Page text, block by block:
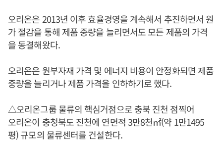
오리온은 2013년 이후 효율경영을 계속해서 추진하면서 원
가 절감을 통해 제품 중량을 늘리면서도 모든 제품의 가격
을 동결해왔다.
오리온은 원부자재 가격 및 에너지 비용이 안정화되면 제품
중량을 늘리거나 제품 가격을 인하하기로 했다.
△오리온그룹 물류의 핵심거점으로 충북 진천 점찍어
오리온이 충청북도 진천에 연면적 3만8천㎡(약 1만1495
평) 규모의 물류센터를 건설한다.